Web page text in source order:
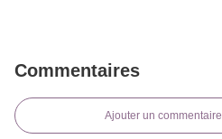
Commentaires
Ajouter un commentaire